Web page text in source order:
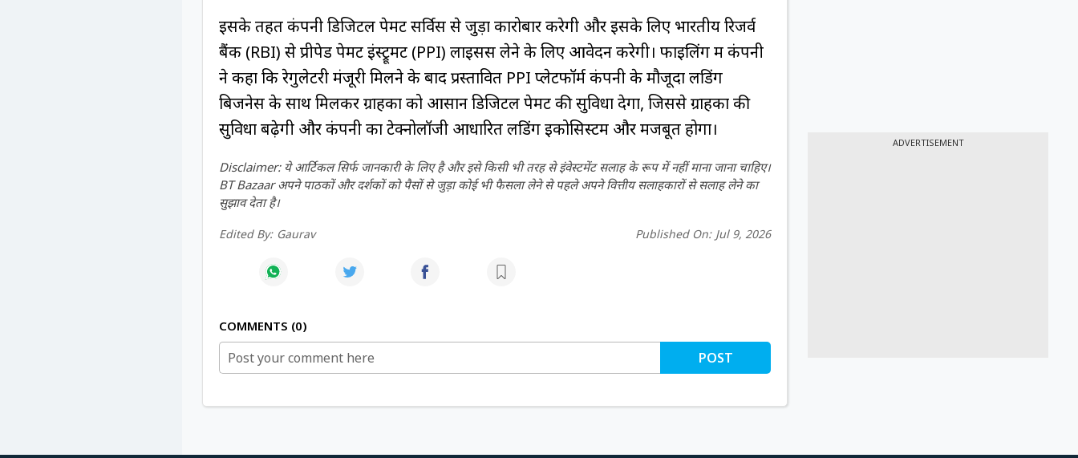
इसके तहत कंपनी डिजिटल पेमेंट सर्विस से जुड़ा कारोबार करेगी और इसके लिए भारतीय रिजर्व
बैंक (RBI) से प्रीपेड पेमेंट इंस्ट्रूमेंट (PPI) लाइसेंस लेने के लिए आवेदन करेगी। फाइलिंग में कंपनी
ने कहा कि रेगुलेटरी मंजूरी मिलने के बाद प्रस्तावित PPI प्लेटफॉर्म कंपनी के मौजूदा लेंडिंग
बिजनेस के साथ मिलकर ग्राहकों को आसान डिजिटल पेमेंट की सुविधा देगा, जिससे ग्राहकों की
सुविधा बढ़ेगी और कंपनी का टेक्नोलॉजी आधारित लेंडिंग इकोसिस्टम और मजबूत होगा।
Disclaimer: ये आर्टिकल सिर्फ जानकारी के लिए है और इसे किसी भी तरह से इंवेस्टमेंट सलाह के रूप में नहीं माना जाना चाहिए।
BT Bazaar अपने पाठकों और दर्शकों को पैसों से जुड़ा कोई भी फैसला लेने से पहले अपने वित्तीय सलाहकारों से सलाह लेने का
सुझाव देता है।
Edited By: Gaurav Published On: Jul 9, 2026
COMMENTS 0
POST
ADVERTISEMENT